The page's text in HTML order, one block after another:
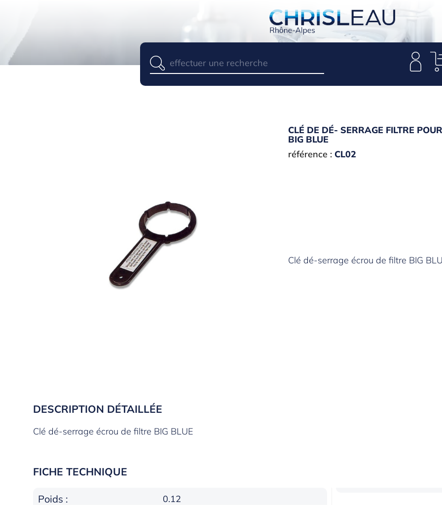
CLÉ DE DÉ- SERRAGE FILTRE POUR
BIG BLUE
référence : CL02
Clé dé-serrage écrou de filtre BIG
DESCRIPTION DÉTAILLÉE
Clé dé-serrage écrou de filtre BIG BLUE
FICHE TECHNIQUE
Poids : 0.12